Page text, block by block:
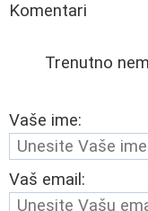
Komentari
Trenutno
Vaše ime:
Vaš email: